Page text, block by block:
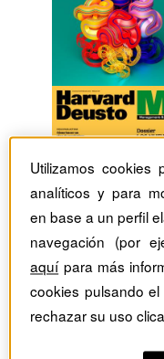
Utilizamos
analíticos y para
en base a un perfil
navegación (por
aquípara más
cookies pulsando el
rechazar su uso